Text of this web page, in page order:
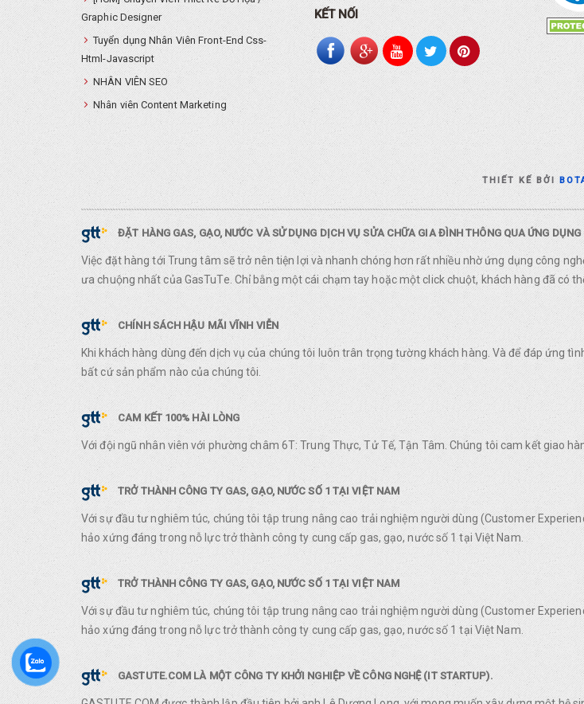
Graphic Designer
Tuyển dụng Nhân Viên Front-End Css-
Html-Javascript
NHÂN VIÊN SEO
Nhân viên Content Marketing
KẾT NỐI
THIẾT KẾ BỞI
ĐẶT HÀNG GAS, GẠO, NƯỚC VÀ SỬ DỤNG DỊCH VỤ SỬA CHỮA GIA ĐÌNH THÔNG QUA ỨNG DỤNG
Việc đặt hàng tới Trung tâm sẽ trở nên tiện lợi và nhanh chóng hơn rất nhiều nhờ ứng dụng công
ưa chuộng nhất của GasTuTe. Chỉ bằng một cái chạm tay hoặc một click chuột, khách hàng đã có
CHÍNH SÁCH HẬU MÃI VĨNH VIỄN
Khi khách hàng dùng đến dịch vụ của chúng tôi luôn trân trọng tường khách hàng. Và để đáp ứng
bất cứ sản phẩm nào của chúng tôi.
CAM KẾT 100% HÀI LÒNG
Với đội ngũ nhân viên với phường châm 6T: Trung Thực, Tử Tế, Tận Tâm. Chúng tôi cam kết giao
TRỞ THÀNH CÔNG TY GAS, GẠO, NƯỚC SỐ 1 TẠI VIỆT NAM
Với sự đầu tư nghiêm túc, chúng tôi tập trung nâng cao trải nghiệm người dùng (Customer
hảo xứng đáng trong nỗ lực trở thành công ty cung cấp gas, gạo, nước số 1 tại Việt Nam.
TRỞ THÀNH CÔNG TY GAS, GẠO, NƯỚC SỐ 1 TẠI VIỆT NAM
Với sự đầu tư nghiêm túc, chúng tôi tập trung nâng cao trải nghiệm người dùng (Customer
hảo xứng đáng trong nỗ lực trở thành công ty cung cấp gas, gạo, nước số 1 tại Việt Nam.
GASTUTE.COM LÀ MỘT CÔNG TY KHỞI NGHIỆP VỀ CÔNG NGHỆ (IT STARTUP).